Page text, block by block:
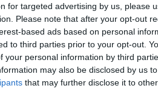
for targeted advertising by us, please
Please note that after your opt-out
based ads based on personal
to third parties prior to your opt-out.
your personal information by third
may also be disclosed by us
that may further disclose it to